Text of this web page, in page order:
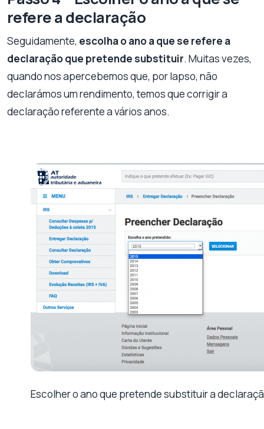
refere a declaração
Seguidamente, escolha o ano a que se refere a
declaração que pretende substituir. Muitas vezes,
quando nos apercebemos que, por lapso, não
declarámos um rendimento, temos que corrigir a
declaração referente a vários anos.
Escolher o ano que pretende substituir a